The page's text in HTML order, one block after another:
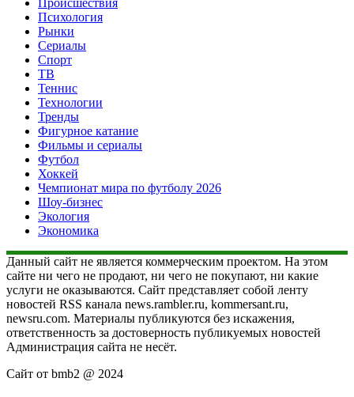
Психология
Рынки
Сериалы
Спорт
ТВ
Теннис
Технологии
Тренды
Фигурное катание
Фильмы и сериалы
Футбол
Хоккей
Чемпионат мира по футболу 2026
Шоу-бизнес
Экология
Экономика
Данный сайт не является коммерческим проектом. На этом
сайте ни чего не продают, ни чего не покупают, ни какие
услуги не оказываются. Сайт представляет собой ленту
новостей RSS канала news.rambler.ru, kommersant.ru,
newsru.com. Материалы публикуются без искажения,
ответственность за достоверность публикуемых новостей
Администрация сайта не несёт.
Сайт от bmb2 @ 2024